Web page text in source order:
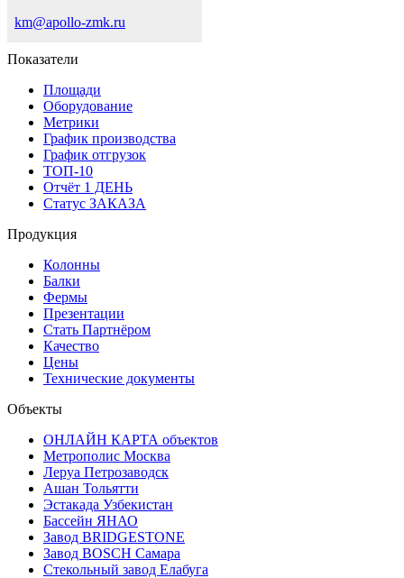
km@apollo-zmk.ru
Показатели
Площади
Оборудование
Метрики
График производства
График отгрузок
ТОП-10
Отчёт 1 ДЕНЬ
Статус ЗАКАЗА
Продукция
Колонны
Балки
Фермы
Презентации
Стать Партнёром
Качество
Цены
Технические документы
Объекты
ОНЛАЙН КАРТА объектов
Метрополис Москва
Леруа Петрозаводск
Ашан Тольятти
Эстакада Узбекистан
Бассейн ЯНАО
Завод BRIDGESTONE
Завод BOSCH Самара
Стекольный завод Елабуга